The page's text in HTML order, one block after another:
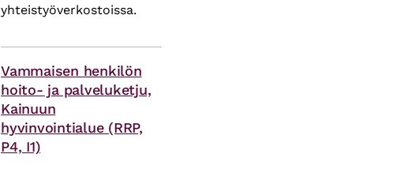
yhteistyöverkostoissa.
Vammaisen henkilön
hoito- ja palveluketju,
Kainuun
hyvinvointialue (RRP,
P4, I1)